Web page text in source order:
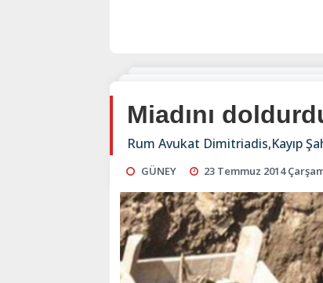
Miadını
Rum Avukat Dimitriadis,Kayıp
GÜNEY 23 Temmuz 2014